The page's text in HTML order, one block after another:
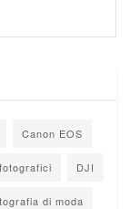
Canon EOS
DJI
di moda